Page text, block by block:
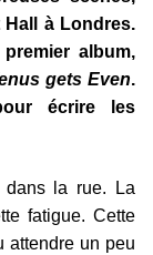
Hall à Londres.
album,
gets Even.
écrire les
dans la rue. La
fatigue. Cette
attendre un peu